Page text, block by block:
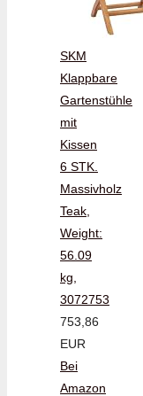
SKM
Klappbare
Gartenstühle
mit
Kissen
6 STK.
Massivholz
Teak,
Weight:
56.09
kg,
3072753
753,86
EUR
Bei
Amazon